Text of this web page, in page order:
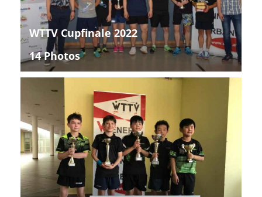
WTTV Cupfinale 2022
14 Photos